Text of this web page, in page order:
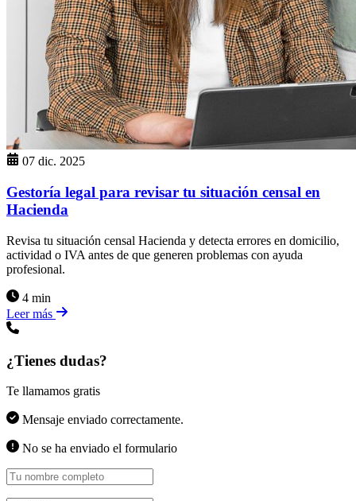
07 dic. 2025
Gestoría legal para revisar tu situación censal en
Hacienda
Revisa tu situación censal Hacienda y detecta errores en domicilio,
actividad o IVA antes de que generen problemas con ayuda
profesional.
4 min
Leer más
¿Tienes dudas?
Te llamamos gratis
Mensaje enviado correctamente.
No se ha enviado el formulario